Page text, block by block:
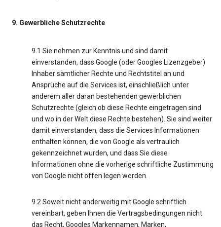
9. Gewerbliche Schutzrechte
9.1 Sie nehmen zur Kenntnis und sind damit
einverstanden, dass Google (oder Googles Lizenzgeber)
Inhaber sämtlicher Rechte und Rechtstitel an und
Ansprüche auf die Services ist, einschließlich unter
anderem aller daran bestehenden gewerblichen
Schutzrechte (gleich ob diese Rechte eingetragen sind
und wo in der Welt diese Rechte bestehen). Sie sind weiter
damit einverstanden, dass die Services Informationen
enthalten können, die von Google als vertraulich
gekennzeichnet wurden, und dass Sie diese
Informationen ohne die vorherige schriftliche Zustimmung
von Google nicht offen legen werden.
9.2 Soweit nicht anderweitig mit Google schriftlich
vereinbart, geben Ihnen die Vertragsbedingungen nicht
das Recht, Googles Markennamen, Marken,